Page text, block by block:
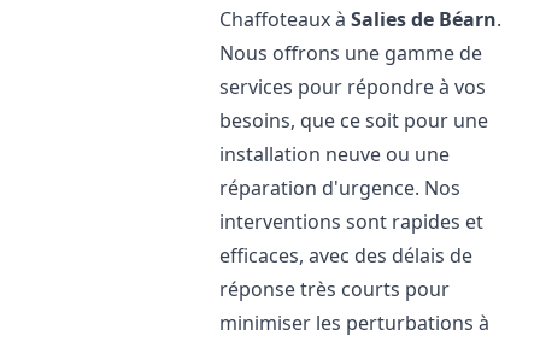
Chaffoteaux àSalies de Béarn.
Nous offrons une gamme de
services pour répondre à vos
besoins, que ce soit pour une
installation neuve ou une
réparation d'urgence. Nos
interventions sont rapides et
efficaces, avec des délais de
réponse très courts pour
minimiser les perturbations à